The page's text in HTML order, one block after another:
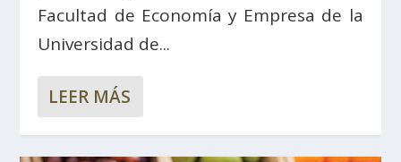
Facultad de Economía y Empresa de la
Universidad de...
LEER MÁS